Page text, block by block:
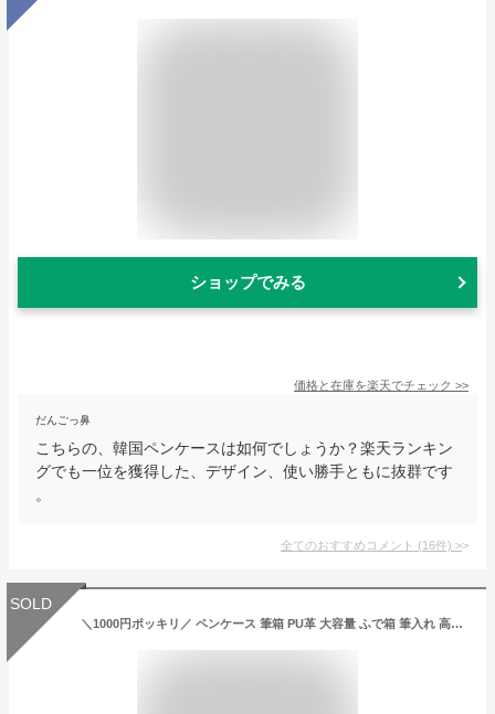
ショップでみる
価格と在庫を楽天でチェック >>
だんごっ鼻
こちらの、韓国ペンケースは如何でしょうか？楽天ランキン
グでも一位を獲得した、デザイン、使い勝手ともに抜群です
。
全てのおすすめコメント (16件) >
SOLD
＼1000円ポッキリ／ ペンケース 筆箱 PU革 大容量 ふで箱 筆入れ 高校生 大学生 中学生 小学生 おしゃれ シンプル かわいい 韓国 女子 小物入れ 収納ポーチ 多機能 子供 大きめ小物入れ 子供 韓国風 あす楽 送料無料